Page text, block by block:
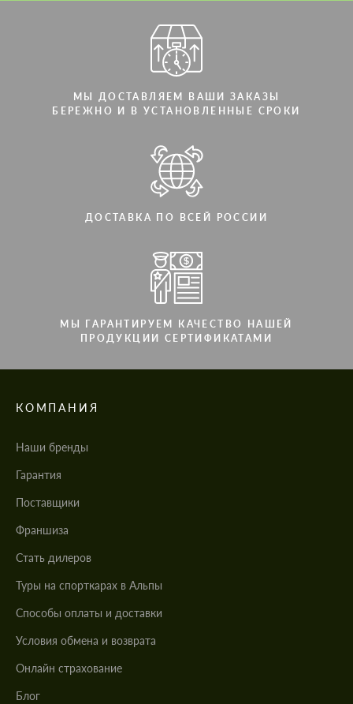
МЫ ДОСТАВЛЯЕМ ВАШИ ЗАКАЗЫ
БЕРЕЖНО И В УСТАНОВЛЕННЫЕ СРОКИ
ДОСТАВКА ПО ВСЕЙ РОССИИ
МЫ ГАРАНТИРУЕМ КАЧЕСТВО НАШЕЙ
ПРОДУКЦИИ СЕРТИФИКАТАМИ
КОМПАНИЯ
Наши бренды
Гарантия
Поставщики
Франшиза
Стать дилеров
Туры на спорткарах в Альпы
Cпособы оплаты и доставки
Условия обмена и возврата
Онлайн страхование
Блог